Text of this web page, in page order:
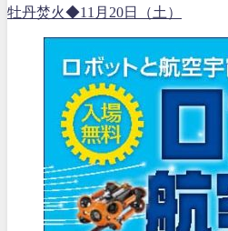
牡丹焚火◆11月20日（土）